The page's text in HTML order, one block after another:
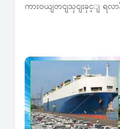
ကားဝယျတငျသှငျးခှင့ျ ရလာ